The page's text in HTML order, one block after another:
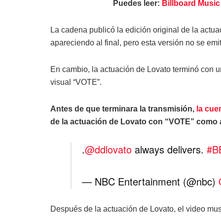
Puedes leer: Billboard
La cadena publicó la edición original de la
apareciendo al final, pero esta versión no se
En cambio, la actuación de Lovato terminó con
visual “VOTE”.
Antes de que terminara la transmisión, la
de la actuación de Lovato con “VOTE”
.@ddlovato always delivers.
— NBC Entertainment (@nbc)
Después de la actuación de Lovato, el video